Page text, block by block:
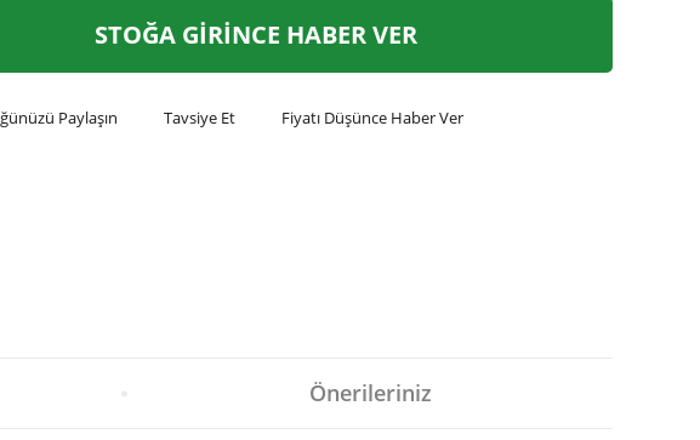
STOĞA GİRİNCE HABER VER
Paylaşın Tavsiye Et Fiyatı Düşünce Haber Ver
Önerileriniz